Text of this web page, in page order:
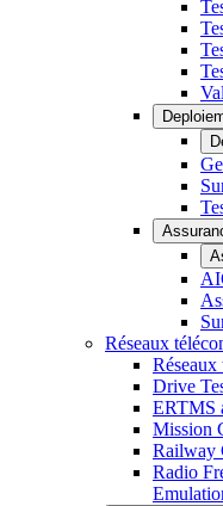
Réseaux
Drive
ERTMS
Mission
Railway
Radio